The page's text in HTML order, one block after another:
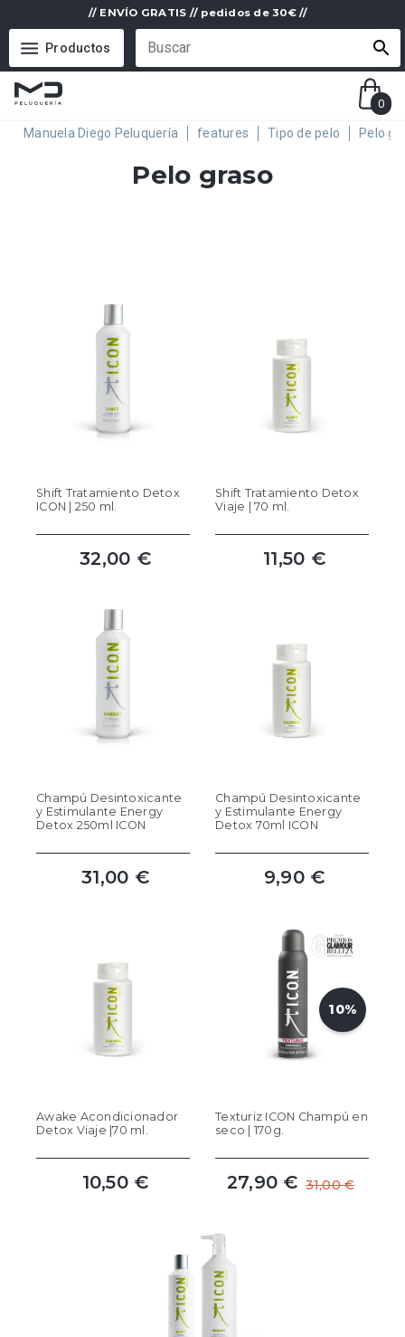
// ENVÍO GRATIS // pedidos de 30€ //
Productos
0
Manuela Diego Peluquería features Tipo de pelo Pelo
Pelo graso
Shift Tratamiento Detox
ICON | 250 ml.
32,00 €
Shift Tratamiento Detox
Viaje | 70 ml.
11,50 €
Champú Desintoxicante
y Estimulante Energy
Detox 250ml ICON
31,00 €
Champú Desintoxicante
y Estimulante Energy
Detox 70ml ICON
9,90 €
Awake Acondicionador
Detox Viaje |70 ml.
10,50 €
Texturiz ICON Champú en
seco | 170g.
10%
31,00 €
27,90 €